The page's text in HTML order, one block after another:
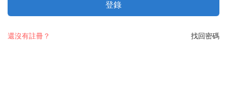
登錄
找回密碼
還沒有註冊？